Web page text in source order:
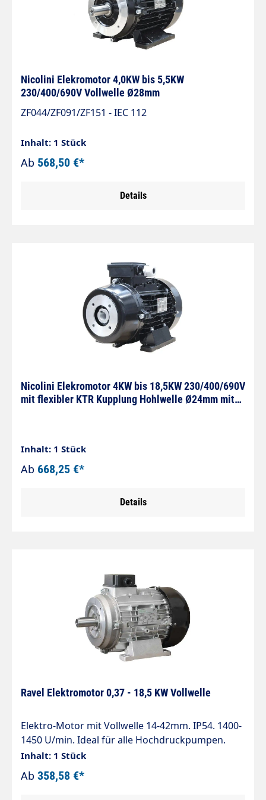
mechanische Zwänge und verhindert
Mikrobewegungen durch Fehlstellungen.
Nicolini Elekromotor 4,0KW bis 5,5KW
230/400/690V Vollwelle Ø28mm
ZF044/ZF091/ZF151 - IEC 112
Inhalt: 1 Stück
Ab 568,50 €*
Details
Nicolini Elekromotor 4KW bis 18,5KW 230/400/690V
mit flexibler KTR Kupplung Hohlwelle Ø24mm mit
Inhalt: 1 Stück
Ab 668,25 €*
Details
Ravel Elektromotor 0,37 - 18,5 KW Vollwelle
Elektro-Motor mit Vollwelle 14-42mm. IP54. 1400-
1450 U/min. Ideal für alle Hochdruckpumpen.
0,37 KW = 230 V / 1,6 A 400 V / 1,1 A Typ H71
Vollwelle 14 mm Lochmaß (Fuß) 90x112mm 0,75
KW = 230 V / 5,1 A 400 V / 2,8 A Typ H90L Vollwelle
Inhalt: 1 Stück
Ab 358,58 €*